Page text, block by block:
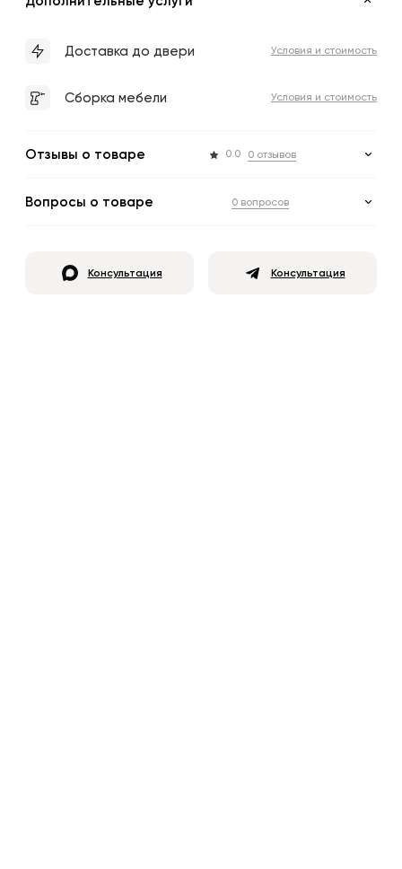
Доставка до двери Условия и стоимость
Сборка мебели Условия и стоимость
Отзывы о товаре 0.0 0 отзывов
Вопросы о товаре 0 вопросов
Консультация Консультация